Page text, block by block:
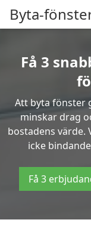
Byta-
Få 3
Att byta fönster
minskar drag
bostadens värde.
icke
Få 3